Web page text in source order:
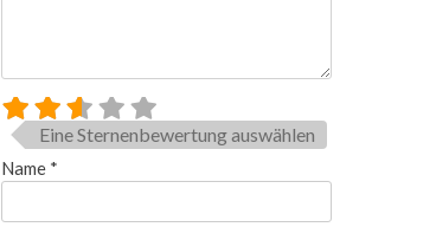
Eine Sternenbewertung auswählen
Name *